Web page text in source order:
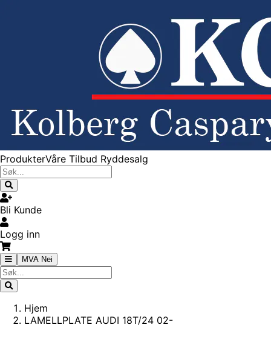
ProdukterVåre Tilbud Ryddesalg
Bli Kunde
Logg inn
MVA Nei
Hjem
LAMELLPLATE AUDI 18T/24 02-